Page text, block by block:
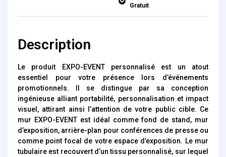
Gratuit
Description
Le produit EXPO-EVENT personnalisé est un atout
essentiel pour votre présence lors d’événements
promotionnels. Il se distingue par sa conception
ingénieuse alliant portabilité, personnalisation et impact
visuel, attirant ainsi l’attention de votre public cible. Ce
mur EXPO-EVENT est idéal comme fond de stand, mur
d’exposition, arrière-plan pour conférences de presse ou
comme point focal de votre espace d’exposition. Le mur
tubulaire est recouvert d’un tissu personnalisé, sur lequel